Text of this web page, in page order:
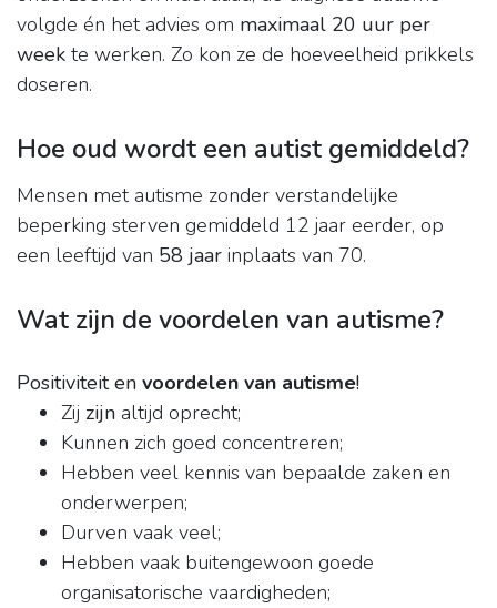
volgde én het advies om maximaal 20 uur per
week te werken. Zo kon ze de hoeveelheid prikkels
doseren.
Hoe oud wordt een autist gemiddeld?
Mensen met autisme zonder verstandelijke
beperking sterven gemiddeld 12 jaar eerder, op
een leeftijd van 58 jaar inplaats van 70.
Wat zijn de voordelen van autisme?
Positiviteit en voordelen van autisme!
Zij zijn altijd oprecht;
Kunnen zich goed concentreren;
Hebben veel kennis van bepaalde zaken en
onderwerpen;
Durven vaak veel;
Hebben vaak buitengewoon goede
organisatorische vaardigheden;